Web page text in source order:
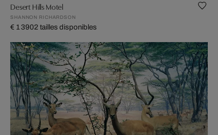
Desert Hills Motel
SHANNON RICHARDSON
€ 1 3902 tailles disponibles